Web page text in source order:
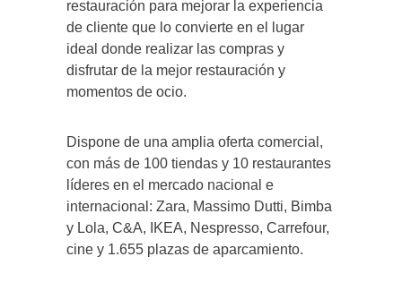
restauración para mejorar la experiencia
de cliente que lo convierte en el lugar
ideal donde realizar las compras y
disfrutar de la mejor restauración y
momentos de ocio.
Dispone de una amplia oferta comercial,
con más de 100 tiendas y 10 restaurantes
líderes en el mercado nacional e
internacional: Zara, Massimo Dutti, Bimba
y Lola, C&A, IKEA, Nespresso, Carrefour,
cine y 1.655 plazas de aparcamiento.